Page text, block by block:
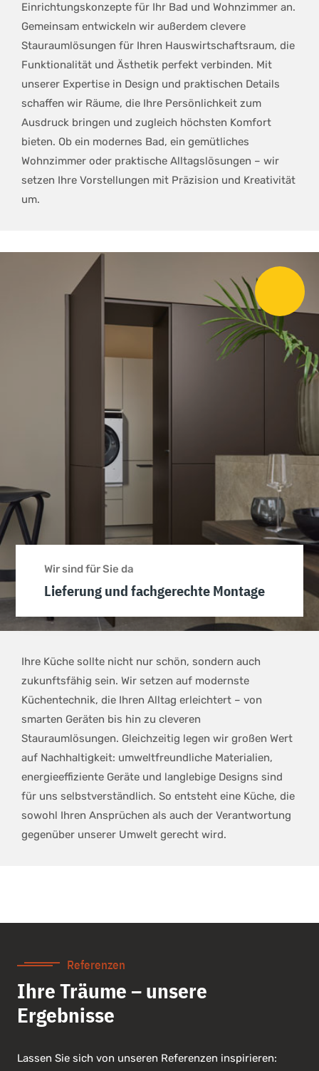
Einrichtungskonzepte für Ihr Bad und Wohnzimmer an.
Gemeinsam entwickeln wir außerdem clevere
Stauraumlösungen für Ihren Hauswirtschaftsraum, die
Funktionalität und Ästhetik perfekt verbinden. Mit
unserer Expertise in Design und praktischen Details
schaffen wir Räume, die Ihre Persönlichkeit zum
Ausdruck bringen und zugleich höchsten Komfort
bieten. Ob ein modernes Bad, ein gemütliches
Wohnzimmer oder praktische Alltagslösungen – wir
setzen Ihre Vorstellungen mit Präzision und Kreativität
um.
Wir sind für Sie da
Lieferung und fachgerechte Montage
Ihre Küche sollte nicht nur schön, sondern auch
zukunftsfähig sein. Wir setzen auf modernste
Küchentechnik, die Ihren Alltag erleichtert – von
smarten Geräten bis hin zu cleveren
Stauraumlösungen. Gleichzeitig legen wir großen Wert
auf Nachhaltigkeit: umweltfreundliche Materialien,
energieeffiziente Geräte und langlebige Designs sind
für uns selbstverständlich. So entsteht eine Küche, die
sowohl Ihren Ansprüchen als auch der Verantwortung
gegenüber unserer Umwelt gerecht wird.
Referenzen
Ihre Träume – unsere
Ergebnisse
Lassen Sie sich von unseren Referenzen inspirieren: